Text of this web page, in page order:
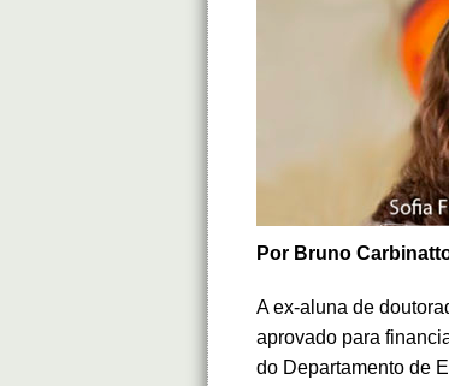
Por Bruno
A ex-aluna de
aprovado para
do Departamento de